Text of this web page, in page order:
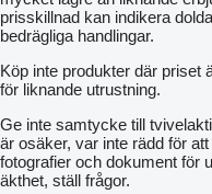
30HGSA in contrast to
the tooth shape of the
special geometry of the
right angle;
the tooth or the entire
are individually fastened
nuts;
an adjustable spring with a
prisskillnad kan indikera
bedrägliga handlingar.
Köp inte produkter där priset
för liknande utrustning.
Ge inte samtycke till
är osäker, var inte rädd för
fotografier och dokument för
äkthet, ställ frågor.